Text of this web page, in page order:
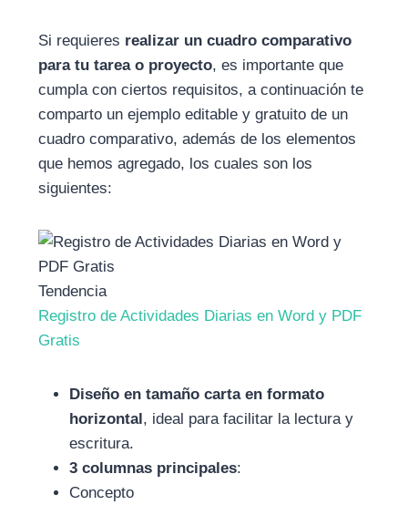
Si requieres realizar un cuadro comparativo
para tu tarea o proyecto, es importante que
cumpla con ciertos requisitos, a continuación te
comparto un ejemplo editable y gratuito de un
cuadro comparativo, además de los elementos
que hemos agregado, los cuales son los
siguientes:
Tendencia
Registro de Actividades Diarias en Word y PDF
Gratis
Diseño en tamaño carta en formato
horizontal, ideal para facilitar la lectura y
escritura.
3 columnas principales:
Concepto